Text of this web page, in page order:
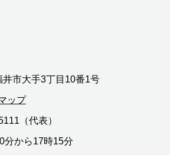
市大手3丁目10番1号
ップ
（代表）
から17時15分